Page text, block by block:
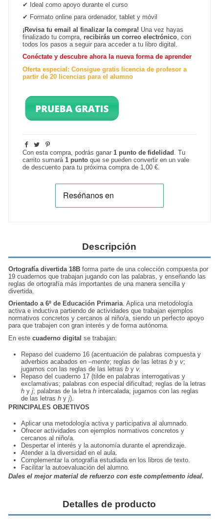
✔
Ideal como apoyo durante el curso
✔ Formato online para ordenador, tablet y móvil
¡Revisa tu email al finalizar la compra! Una vez hayas
finalizado tu compra, recibirás un correo electrónico , con
todos los pasos a seguir para acceder a tu libro digital.
Conéctate y descubre ahora la nueva forma de aprender
Oferta especial: Consigue gratis licencia de profesor a
partir de 20 licencias para el alumno
Con esta compra, podrás ganar1 punto de fidelidad . Tu
carrito sumará1 punto que se pueden convertir en un vale
de descuento para tu próxima compra de 1,00 €.
Descripción
Ortografía divertida 18Bforma parte de una colección compuesta por
19 cuadernos que trabajan jugando con las palabras, y enseñando las
reglas de ortografía más importantes de una manera sencilla y
divertida.
Orientado a 6º de Educación Primaria. Aplica una metodología
activa e inductiva partiendo de actividades que trabajan ejemplos
normativos concretos y cercanos al niño/a, siendo un perfecto apoyo
para que trabajen con gran interés y de forma autónoma.
En estecuaderno digitalse trabajan:
Repaso del cuaderno 16 (acentuación de palabras compuesta y
adverbios acabados en–mente; reglas de las letrasby v;
jugamos con las reglas de las letrasby v.
Repaso del cuaderno 17 (tilde en palabras interrogativas y
exclamativas; palabras con especial dificultad; reglas de la letras
hy j; palabras de la letrah intercalada; jugamos con las reglas
de las letrashy j).
PRINCIPALES OBJETIVOS
Aplicar una metodología activa y participativa al alumnado.
Ofrecer actividades con ejemplos normativos concretos y
cercanos al niño/a.
Despertar el interés y la autonomía durante el aprendizaje.
Atender a la diversidad en el aula.
Complementar la ortografía estudiada en los libros de texto.
Facilitar la autoevaluación del alumno.
Dales el mejor material de refuerzo con este complemento ideal.
Detalles de producto